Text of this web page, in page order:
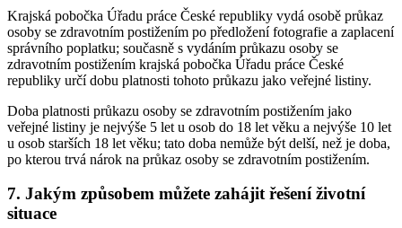
Krajská pobočka Úřadu práce České republiky vydá osobě průkaz
osoby se zdravotním postižením po předložení fotografie a zaplacení
správního poplatku; současně s vydáním průkazu osoby se
zdravotním postižením krajská pobočka Úřadu práce České
republiky určí dobu platnosti tohoto průkazu jako veřejné listiny.
Doba platnosti průkazu osoby se zdravotním postižením jako
veřejné listiny je nejvýše 5 let u osob do 18 let věku a nejvýše 10 let
u osob starších 18 let věku; tato doba nemůže být delší, než je doba,
po kterou trvá nárok na průkaz osoby se zdravotním postižením.
7. Jakým způsobem můžete zahájit řešení životní
situace